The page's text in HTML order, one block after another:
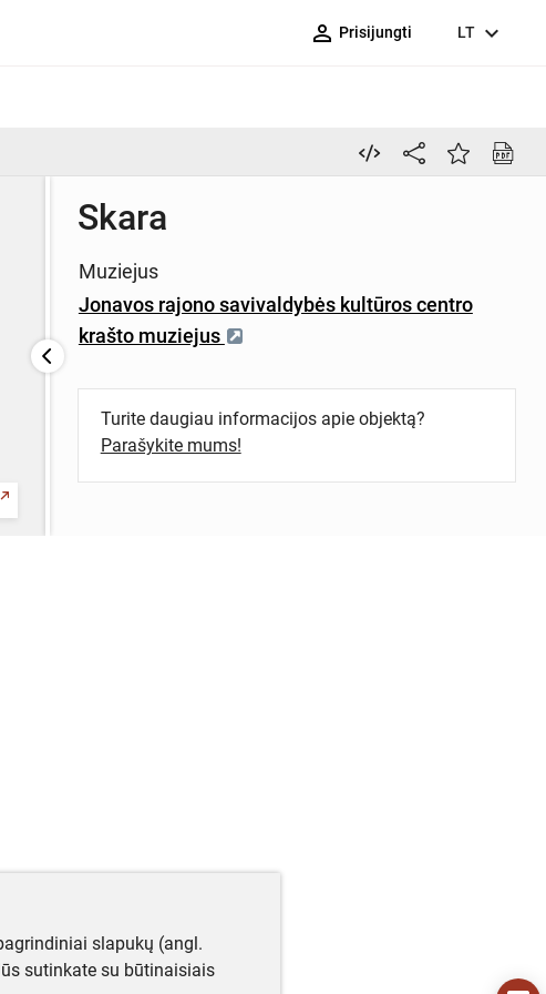
person_outline Prisijungti LT expand_more
Skara
Muziejus
Jonavos rajono savivaldybės kultūros centro
krašto muziejus
Turite daugiau informacijos apie objektą?
Parašykite mums!
slapukų (angl.
sutinkate su būtinaisiais